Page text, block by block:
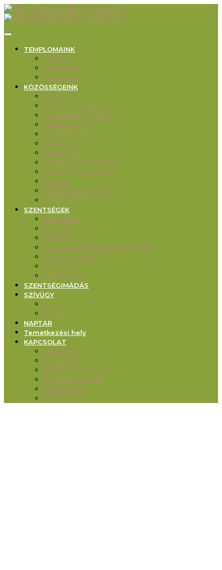
TEMPLOMAINK
Piliscsaba
Klotildliget
Pilisjászfalu
KÖZÖSSÉGEINK
Karitász
Ifjúsági közösségek
Családos közösségek
Imaközösségek
Felnőtt katekézis
Ökumené
Misekuckó
Művészetek, önképzés
Liget Segítőszolgálat
Rendek
Oktatási intézmények
Idősek otthona
SZENTSÉGEK
Keresztség
Bérmálás
Oltáriszentség
Bűnbocsánat szentsége (gyónás)
Betegek kenete
Házasság
Egyházi rend
SZENTSÉGIMÁDÁS
SZÍVÜGY
Blog
Újság
NAPTÁR
Temetkezési hely
KAPCSOLAT
Elérhetőség
Stóladíjak
Egyházi hozzájárulás
Képviselő-testület
Alapítványok
Pályázatok